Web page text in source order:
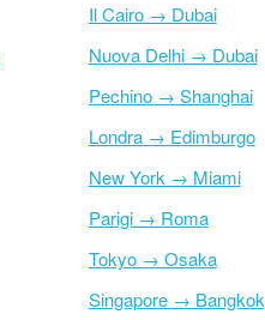
Il Cairo → Dubai
Nuova Delhi → Dubai
Pechino → Shanghai
Londra → Edimburgo
New York → Miami
Parigi → Roma
Tokyo → Osaka
Singapore → Bangkok